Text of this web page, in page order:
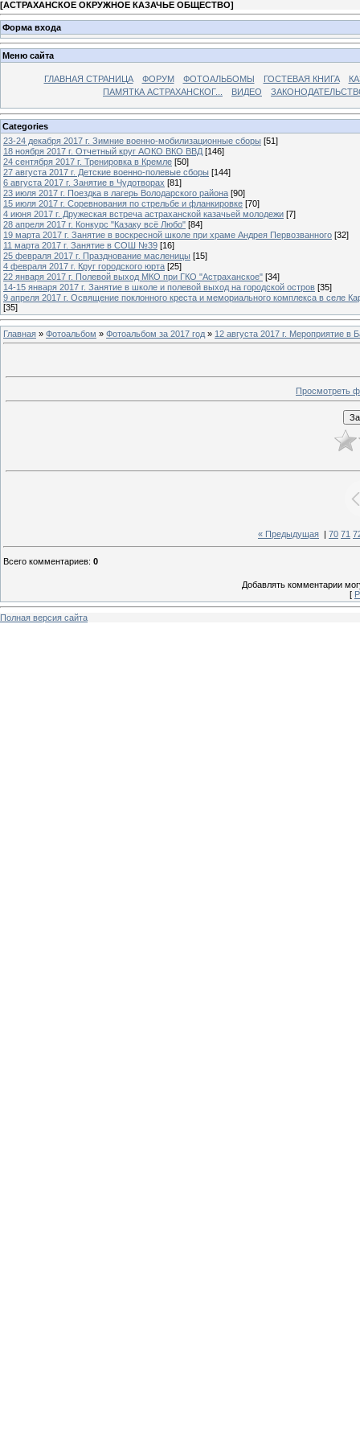
[АСТРАХАНСКОЕ ОКРУЖНОЕ КАЗАЧЬЕ ОБЩЕСТВО]
Форма входа
Меню сайта
ГЛАВНАЯ СТРАНИЦА ФОРУМ ФОТОАЛЬБОМЫ ГОСТЕВАЯ КНИГА
ПАМЯТКА АСТРАХАНСКОГ...
ВИДЕО
Categories
23-24 декабря 2017 г. Зимние военно-мобилизационные сборы [51]
18 ноября 2017 г. Отчетный круг АОКО ВКО ВВД [146]
24 сентября 2017 г. Тренировка в Кремле [50]
27 августа 2017 г. Детские военно-полевые сборы [144]
6 августа 2017 г. Занятие в Чудотворах [81]
23 июля 2017 г. Поездка в лагерь Володарского района [90]
15 июля 2017 г. Соревнования по стрельбе и фланкировке [70]
4 июня 2017 г. Дружеская встреча астраханской казачьей молодежи [7]
28 апреля 2017 г. Конкурс "Казаку всё Любо" [84]
19 марта 2017 г. Занятие в воскресной школе при храме Андрея Первозванного [32]
11 марта 2017 г. Занятие в СОШ №39 [16]
25 февраля 2017 г. Празднование масленицы [15]
4 февраля 2017 г. Круг городского юрта [25]
22 января 2017 г. Полевой выход МКО при ГКО "Астраханское" [34]
14-15 января 2017 г. Занятие в школе и полевой выход на городской остров [35]
9 апреля 2017 г. Освящение поклонного креста и мемориального комплекса в селе
[35]
Главная » Фотоальбом » Фотоальбом за 2017 год » 12 августа 2017 г. Мероприятие в
Просмотреть
« Предыдущая 70 71
Всего комментариев: 0
Добавлять комментарии
[
Полная версия сайта